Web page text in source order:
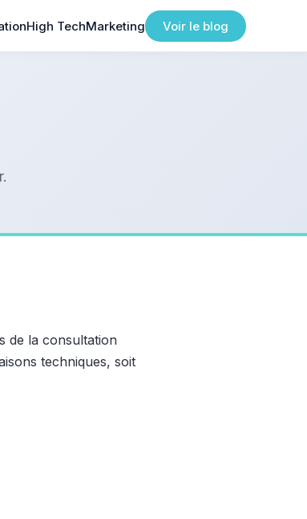
High TechMarketing Voir le blog
de la consultation
techniques, soit